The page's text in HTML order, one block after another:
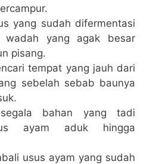
yang sudah difermentasi
yang agak besar
pisang.
tempat yang jauh dari
sebelah sebab baunya
segala bahan yang tadi
ayam aduk hingga
usus ayam yang sudah